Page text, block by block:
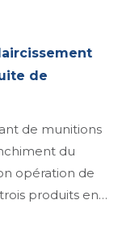
de
de munitions
du
opération de
produits en…